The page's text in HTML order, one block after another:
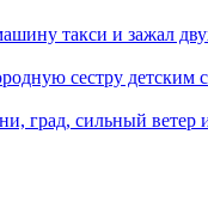
такси и зажал
сестру детским
град, сильный ветер